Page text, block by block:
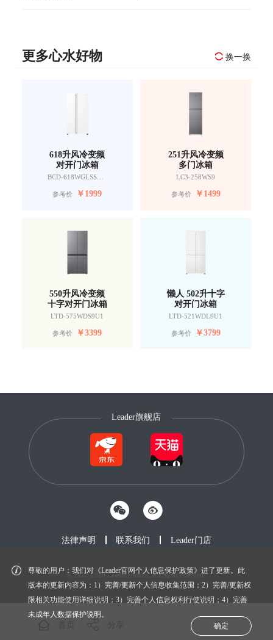
更多心水好物 换一换
618升风冷变频
对开门冰箱
BCD-618WGLSSEDW9
参考价 ￥1999
251升风冷变频
多门冰箱
LC3-258WS9
参考价 ￥1499
550升风冷变频
十字对开门冰箱
LTD-575WDS9U1
参考价 ￥3399
懒人 502升十字
对开门冰箱
LTD-521WDL9U1
参考价 ￥3799
尊敬的用户：我们对《Leader官网个人信息保护政策》进了更新。此
版本的更新内容为：1）完善/更新个人信息收集范围；2）完善/更新权
限相关功能使用详细说明；3）完善个人信息权利行使说明；4）完善
未成年人数据保护说明。
确定
Leader旗舰店
法律声明 联系我们 Leader门店
© 2012-2026 Leader.com.cn. All rights reserved.
鲁ICP备20027604号-1